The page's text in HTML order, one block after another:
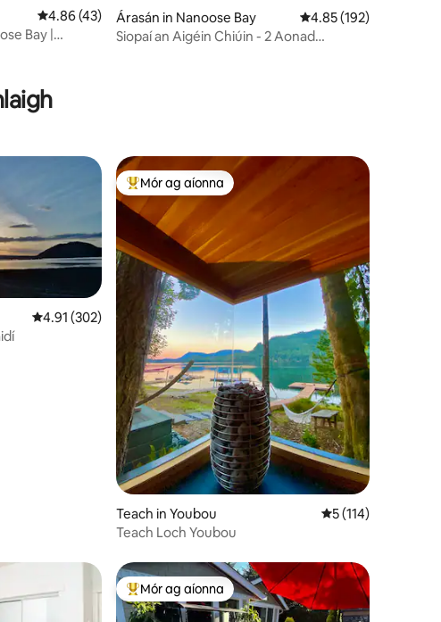
Meánrátáil 4.86 as 5, 43 léirmheas
4.86 (43)
Bay |
Árasán in Nanoose Bay Meánrátáil 4.85 as 5,
4.85 (192)
Siopaí an Aigéin Chiúin - 2 Aonad
Meánrátáil 4.91 as 5, 302 léirmheas
4.91 (302)
An-mhór ag aíonna
Mór ag aíonna
Teach in Youbou Meánrátáil 5 as 5,
5 (114)
Teach Loch Youbou
An-mhór ag aíonna
Mór ag aíonna